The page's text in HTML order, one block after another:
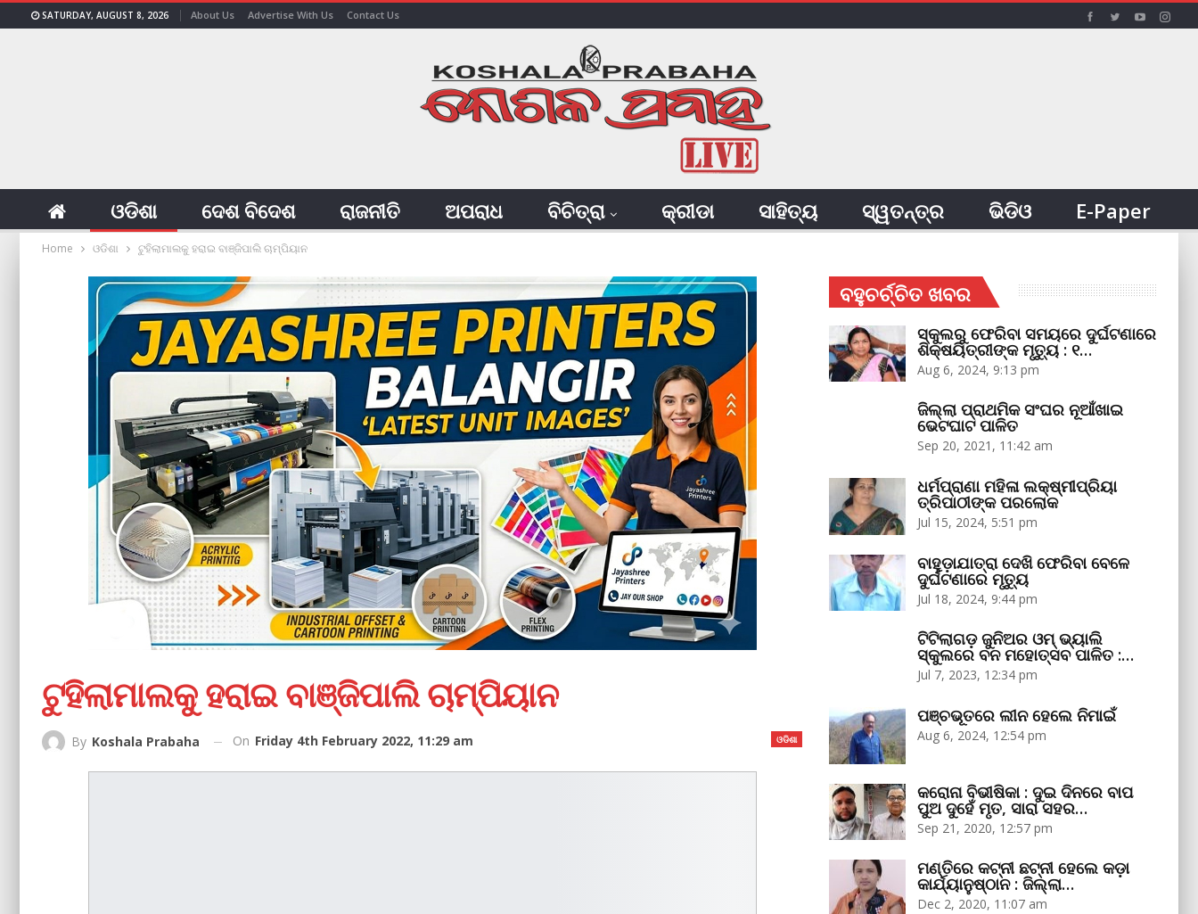
SATURDAY, AUGUST 8, 2026 About Us Advertise With Us Contact Us
ଓଡିଶା ଦେଶ ବିଦେଶ ରାଜନୀତି ଅପରାଧ ବିଚିତ୍ରା କ୍ରୀଡା ସାହିତ୍ୟ ସ୍ୱତନ୍ତ୍ର ଭିଡିଓ E-Paper
Home ଓଡିଶା ଟୁହିଲାମାଲକୁ ହରାଇ ବାଞ୍ଜିପାଲି ଚାମ୍ପିୟାନ
ଟୁହିଲାମାଲକୁ ହରାଇ ବାଞ୍ଜିପାଲି ଚାମ୍ପିୟାନ
ଓଡିଶା
By Koshala Prabaha On Friday 4th February 2022, 11:29 am
ବହୁଚର୍ଚ୍ଚିତ ଖବର
ସ୍କୁଲରୁ ଫେରିବା ସମୟରେ ଦୁର୍ଘଟଣାରେ
ଶିକ୍ଷୟିତ୍ରୀଙ୍କ ମୃତ୍ୟୁ : ୧…
Aug 6, 2024, 9:13 pm
ଜିଲ୍ଲା ପ୍ରାଥମିକ ସଂଘର ନୂଆଁଖାଇ
ଭେଟଘାଟ ପାଳିତ
Sep 20, 2021, 11:42 am
ଧର୍ମପ୍ରାଣା ମହିଳା ଲକ୍ଷ୍ମୀପ୍ରିୟା
ତ୍ରିପାଠୀଙ୍କ ପରଲୋକ
Jul 15, 2024, 5:51 pm
ବାହୁଡ଼ାଯାତ୍ରା ଦେଖି ଫେରିବା ବେଳେ
ଦୁର୍ଘଟଣାରେ ମୃତ୍ୟୁ
Jul 18, 2024, 9:44 pm
ଟିଟିଲାଗଡ଼ ଜୁନିଅର ଓମ୍‌ ଭ୍ୟାଲି
ସ୍କୁଲରେ ବନ ମହୋତ୍ସବ ପାଳିତ :…
Jul 7, 2023, 12:34 pm
ପଞ୍ଚଭୂତରେ ଲୀନ ହେଲେ ନିମାଇଁ
Aug 6, 2024, 12:54 pm
କରୋନା ବିଭୀଷିକା : ଦୁଇ ଦିନରେ ବାପ
ପୁଅ ଦୁହେଁ ମୃତ, ସାରା ସହର…
Sep 21, 2020, 12:57 pm
ମଣ୍ତିରେ କଟ୍‌ନୀ ଛଟ୍‌ନୀ ହେଲେ କଡ଼ା
କାର୍ଯ୍ୟାନୁଷ୍ଠାନ : ଜିଲ୍ଲା…
Dec 2, 2020, 11:07 am